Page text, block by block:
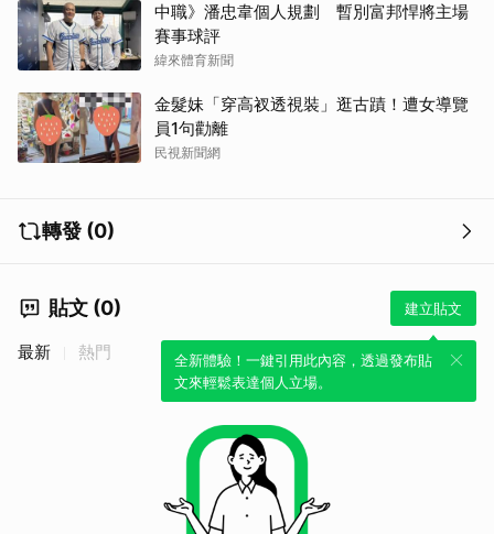
中職》潘忠韋個人規劃 暫別富邦悍將主場
賽事球評
緯來體育新聞
金髮妹「穿高衩透視裝」逛古蹟！遭女導覽
員1句勸離
民視新聞網
轉發 (0)
貼文 (0) 建立貼文
全新體驗！一鍵引用此內容，透過發布貼
文來輕鬆表達個人立場。
最新 熱門